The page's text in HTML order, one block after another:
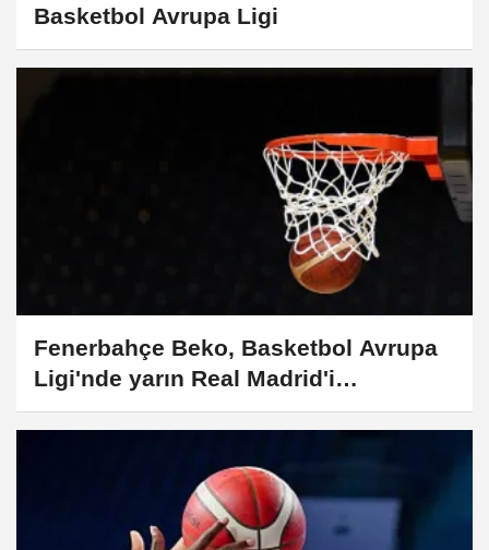
Basketbol Avrupa Ligi
Fenerbahçe Beko, Basketbol Avrupa
Ligi'nde yarın Real Madrid'i
ağırlayacak